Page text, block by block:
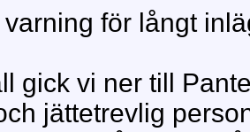
för långt
gick vi ner till
jättetrevlig